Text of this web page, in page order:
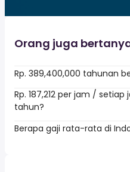
Orang juga
Rp. 389,400,000 tahunan
Rp. 187,212 per jam /
tahun?
Berapa gaji rata-rata di